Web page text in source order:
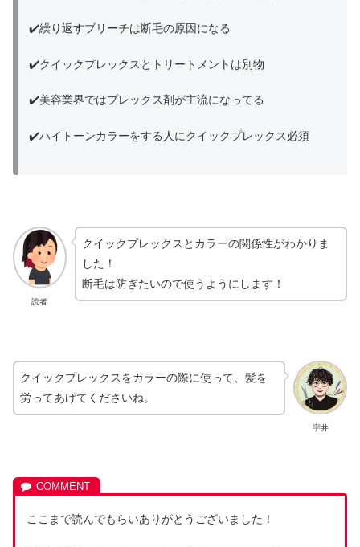
✔️繰り返すブリーチは断毛の原因になる
✔️クイックプレックスとトリートメントは別物
✔️美容業界ではプレックス剤が主流になってる
✔️ハイトーンカラーをする人にクイックプレックス必須
読者
クイックプレックスとカラーの関係性がわかりま
した！
断毛は防ぎたいので使うようにします！
宇井
クイックプレックスをカラーの際に使って、髪を
労ってあげてくださいね。
ここまで読んでもらいありがとうございました！